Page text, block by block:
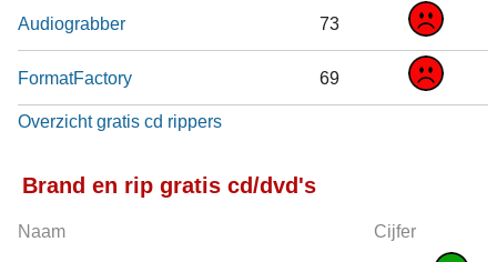
Audiograbber 73
FormatFactory 69
Overzicht gratis cd rippers
Brand en rip gratis cd/dvd's
Naam Cijfer